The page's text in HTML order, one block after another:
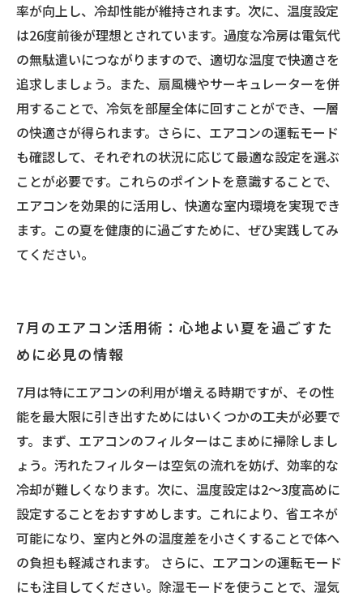
率が向上し、冷却性能が維持されます。次に、温度設定
は26度前後が理想とされています。過度な冷房は電気代
の無駄遣いにつながりますので、適切な温度で快適さを
追求しましょう。また、扇風機やサーキュレーターを併
用することで、冷気を部屋全体に回すことができ、一層
の快適さが得られます。さらに、エアコンの運転モード
も確認して、それぞれの状況に応じて最適な設定を選ぶ
ことが必要です。これらのポイントを意識することで、
エアコンを効果的に活用し、快適な室内環境を実現でき
ます。この夏を健康的に過ごすために、ぜひ実践してみ
てください。
7月のエアコン活用術：心地よい夏を過ごすた
めに必見の情報
7月は特にエアコンの利用が増える時期ですが、その性
能を最大限に引き出すためにはいくつかの工夫が必要で
す。まず、エアコンのフィルターはこまめに掃除しまし
ょう。汚れたフィルターは空気の流れを妨げ、効率的な
冷却が難しくなります。次に、温度設定は2〜3度高めに
設定することをおすすめします。これにより、省エネが
可能になり、室内と外の温度差を小さくすることで体へ
の負担も軽減されます。 さらに、エアコンの運転モード
にも注目してください。除湿モードを使うことで、湿気